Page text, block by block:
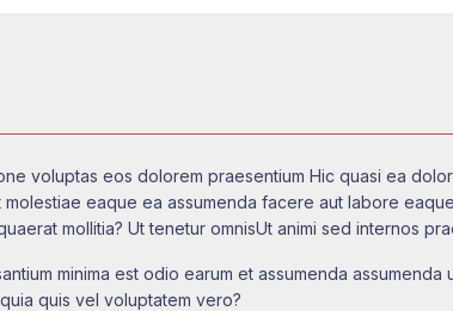
voluptas eos dolorem praesentium Hic quasi ea
molestiae eaque ea assumenda facere aut labore
mollitia? Ut tenetur omnisUt animi sed internos
minima est odio earum et assumenda
quis vel voluptatem vero?